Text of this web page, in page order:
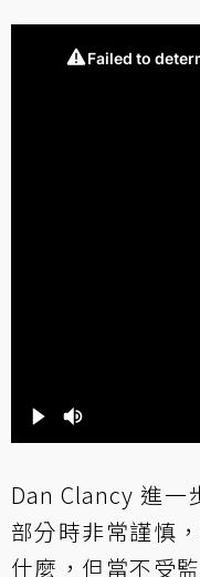
Dan Clancy 進
部分時非常謹慎
什麼，但當不受